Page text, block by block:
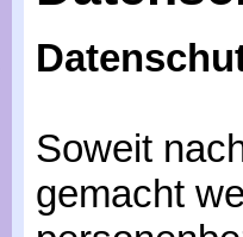
Soweit
gemacht